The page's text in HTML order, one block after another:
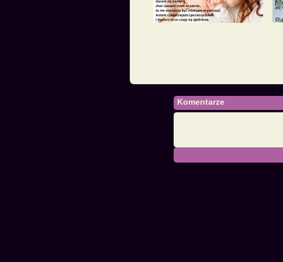
Komentarze